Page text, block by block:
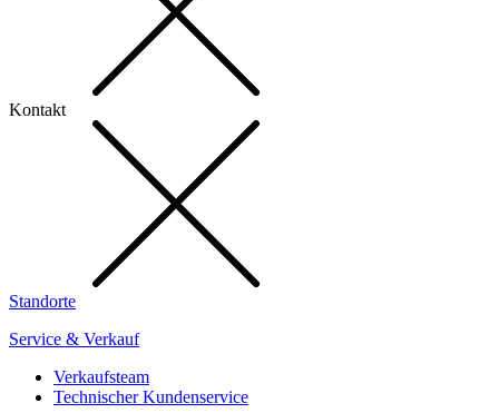
Kontakt
Standorte
Service & Verkauf
Verkaufsteam
Technischer Kundenservice